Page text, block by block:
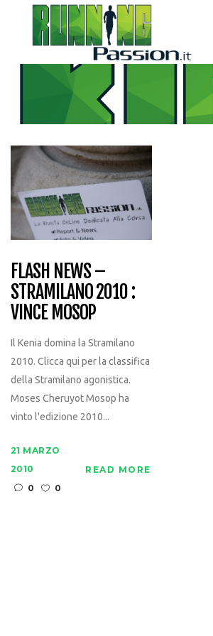
FLASH NEWS –
STRAMILANO 2010 :
VINCE MOSOP
Il Kenia domina la Stramilano
2010. Clicca qui per la classifica
della Stramilano agonistica.
Moses Cheruyot Mosop ha
vinto l'edizione 2010...
21 MARZO
2010
0
0
READ MORE